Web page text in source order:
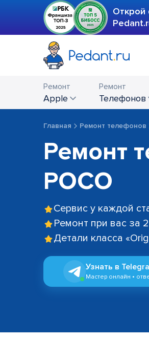
Открой
Ремонт
Apple
Ремонт
телефонов
Главная Ремонт телефонов
Ремонт
POCO
Сервис у каждой
Ремонт при вас за
Детали класса
Узнать в
Мастер онлайн •